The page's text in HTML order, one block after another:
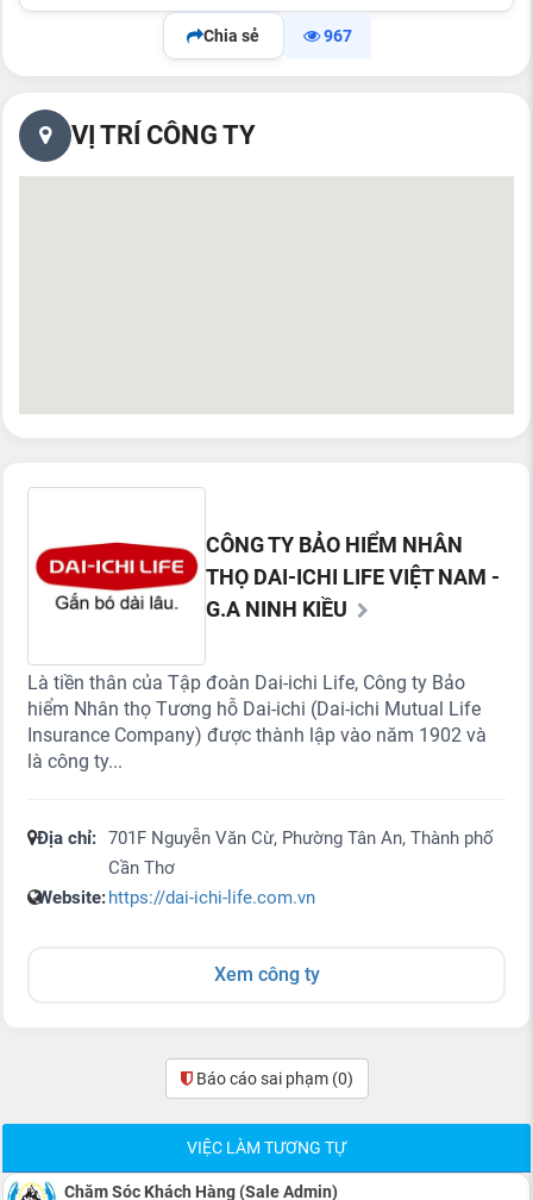
Chia sẻ 967
VỊ TRÍ CÔNG TY
CÔNG TY BẢO HIỂM NHÂN
THỌ DAI-ICHI LIFE VIỆT NAM -
G.A NINH KIỀU
Là tiền thân của Tập đoàn Dai-ichi Life, Công ty Bảo
hiểm Nhân thọ Tương hỗ Dai-ichi (Dai-ichi Mutual Life
Insurance Company) được thành lập vào năm 1902 và
là công ty...
Địa chỉ: 701F Nguyễn Văn Cừ, Phường Tân An, Thành phố
Cần Thơ
Website:https://dai-ichi-life.com.vn
Xem công ty
Báo cáo sai phạm (0)
VIỆC LÀM TƯƠNG TỰ
Chăm Sóc Khách Hàng (Sale Admin)